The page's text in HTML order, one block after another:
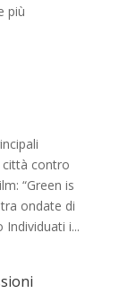
più
città contro
“Green is
ondate di
i...